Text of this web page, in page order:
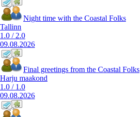
Night time with the Coastal Folks
Tallinn
1.0 / 2.0
09.08.2026
Final greetings from the Coastal Folks
Harju maakond
1.0 / 1.0
09.08.2026